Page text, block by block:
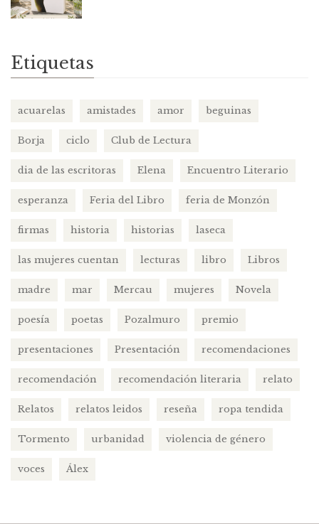
Etiquetas
acuarelas amistades amor beguinas
Borja ciclo Club de Lectura
dia de las escritoras Elena Encuentro Literario
esperanza Feria del Libro feria de Monzón
firmas historia historias laseca
las mujeres cuentan lecturas libro Libros
madre mar Mercau mujeres Novela
poesía poetas Pozalmuro premio
presentaciones Presentación recomendaciones
recomendación recomendación literaria relato
Relatos relatos leidos reseña ropa tendida
Tormento urbanidad violencia de género
voces Álex